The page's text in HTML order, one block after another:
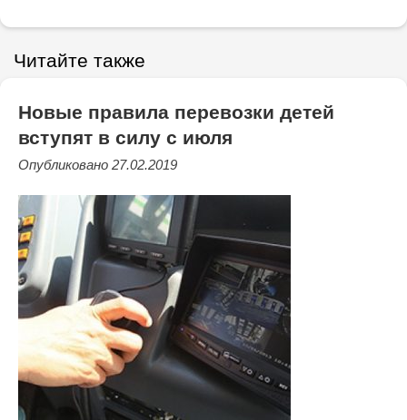
Читайте также
Новые правила перевозки детей
вступят в силу с июля
Опубликовано 27.02.2019